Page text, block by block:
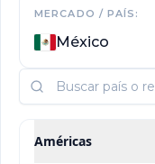
MERCADO / PAÍS:
México
Américas
para